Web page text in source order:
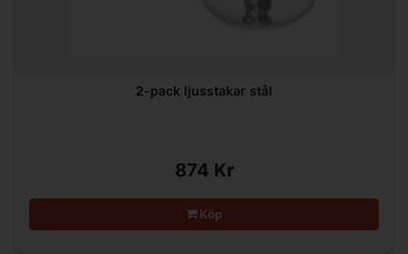
2-pack ljusstakar stål
874 Kr
Köp